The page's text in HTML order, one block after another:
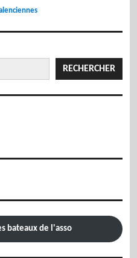
RECHERCHER
bateaux de l'asso